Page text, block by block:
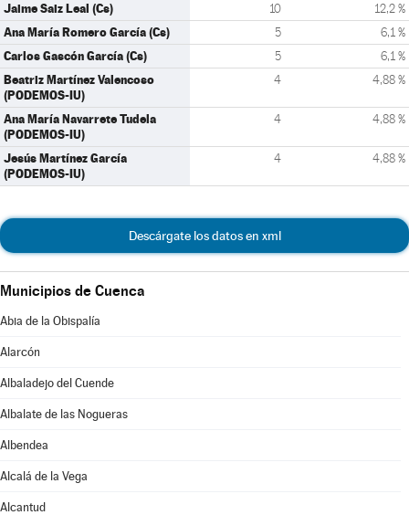
Jaime Saiz Leal (Cs) 10 12,2 %
Ana María Romero García (Cs) 5 6,1 %
Carlos Gascón García (Cs) 5 6,1 %
Beatriz Martínez Valencoso
(PODEMOS-IU)
4 4,88 %
Ana María Navarrete Tudela
(PODEMOS-IU)
4 4,88 %
Jesús Martínez García
(PODEMOS-IU)
4 4,88 %
Descárgate los datos en xml
Municipios de Cuenca
Abia de la Obispalía
Alarcón
Albaladejo del Cuende
Albalate de las Nogueras
Albendea
Alcalá de la Vega
Alcantud